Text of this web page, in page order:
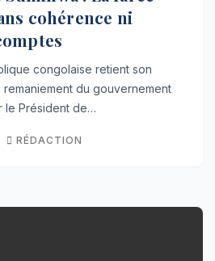
cohérence ni
congolaise retient son
du gouvernement
le Président de…
RÉDACTION